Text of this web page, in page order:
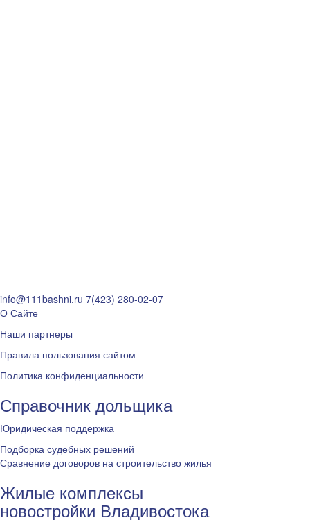
info@111bashni.ru 7(423) 280-02-07
О Сайте
Наши партнеры
Правила пользования сайтом
Политика конфиденциальности
Справочник дольщика
Юридическая поддержка
Подборка судебных решений
Сравнение договоров на строительство жилья
Жилые комплексы
новостройки Владивостока